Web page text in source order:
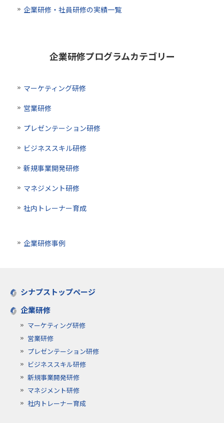
企業研修・社員研修の実績一覧
企業研修プログラムカテゴリー
マーケティング研修
営業研修
プレゼンテーション研修
ビジネススキル研修
新規事業開発研修
マネジメント研修
社内トレーナー育成
企業研修事例
シナプストップページ
企業研修
マーケティング研修
営業研修
プレゼンテーション研修
ビジネススキル研修
新規事業開発研修
マネジメント研修
社内トレーナー育成